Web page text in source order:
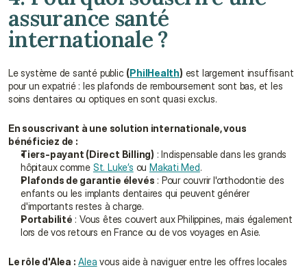
assurance santé
internationale ?
Le système de santé public (PhilHealth) est largement insuffisant
pour un expatrié : les plafonds de remboursement sont bas, et les
soins dentaires ou optiques en sont quasi exclus.
En souscrivant à une solution internationale, vous
bénéficiez de :
Tiers-payant (Direct Billing) : Indispensable dans les grands
hôpitaux comme St. Luke’s ou Makati Med.
Plafonds de garantie élevés : Pour couvrir l'orthodontie des
enfants ou les implants dentaires qui peuvent générer
d'importants restes à charge.
Portabilité : Vous êtes couvert aux Philippines, mais également
lors de vos retours en France ou de vos voyages en Asie.
Le rôle d'Alea : Alea vous aide à naviguer entre les offres locales